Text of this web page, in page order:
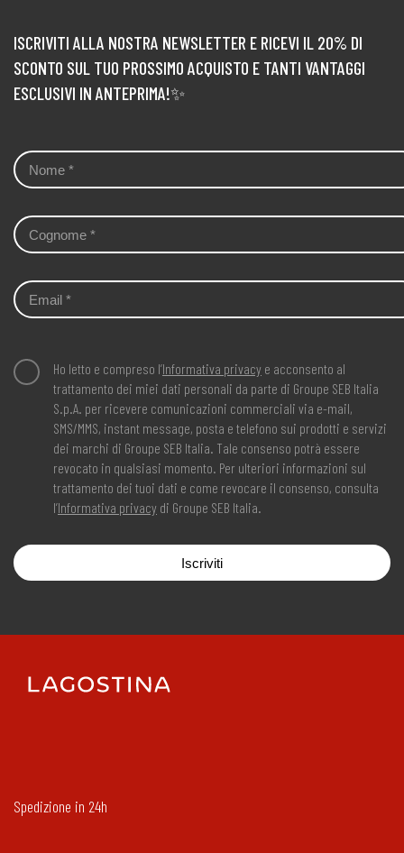
ISCRIVITI ALLA NOSTRA NEWSLETTER E RICEVI IL 20% DI
SCONTO SUL TUO PROSSIMO ACQUISTO E TANTI VANTAGGI
ESCLUSIVI IN ANTEPRIMA!✨
Ho letto e compreso l’Informativa privacy e acconsento al
trattamento dei miei dati personali da parte di Groupe SEB Italia
S.p.A. per ricevere comunicazioni commerciali via e-mail,
SMS/MMS, instant message, posta e telefono sui prodotti e servizi
dei marchi di Groupe SEB Italia. Tale consenso potrà essere
revocato in qualsiasi momento. Per ulteriori informazioni sul
trattamento dei tuoi dati e come revocare il consenso, consulta
l’Informativa privacy di Groupe SEB Italia.
Iscriviti
Spedizione in 24h